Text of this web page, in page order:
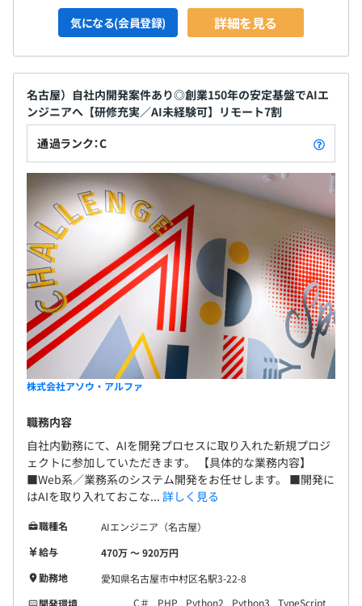
気になる(会員登録) 詳細を見る
名古屋）自社内開発案件あり◎創業150年の安定基盤でAIエ
ンジニアへ【研修充実／AI未経験可】リモート7割
通過ランク：C
株式会社アソウ・アルファ
職務内容
自社内勤務にて、AIを開発プロセスに取り入れた新規プロジ
ェクトに参加していただきます。 【具体的な業務内容】
■Web系／業務系のシステム開発をお任せします。 ■開発に
はAIを取り入れておこな... 詳しく見る
職種名
AIエンジニア（名古屋）
給与
470万 〜 920万円
勤務地
愛知県名古屋市中村区名駅3-22-8
開発環境
C＃ PHP Python2 Python3
TypeScript